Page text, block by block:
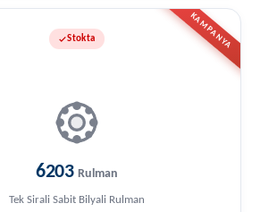
KAMPANYA
Stokta
6203 Rulman
Tek Sirali Sabit Bilyali Rulman